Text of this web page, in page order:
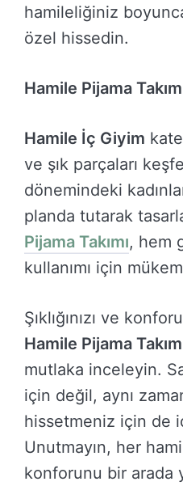
hamileliğiniz
özel hissedin.
Hamile Pijama
Hamile İç Giyim
ve şık parçaları
dönemindeki
planda tutarak
Pijama Takımı, hem
kullanımı için
Şıklığınızı ve
Hamile Pijama
mutlaka inceleyin.
için değil, aynı
hissetmeniz için de
Unutmayın, her
konforunu bir arada